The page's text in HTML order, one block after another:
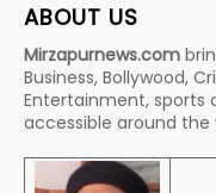
ABOUT US
Mirzapurnews.com
Business, Bollywood,
Entertainment, sports
accessible around the